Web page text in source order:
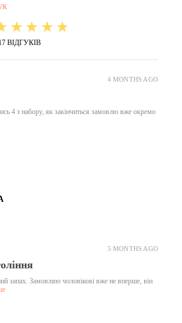
ВІДГУКІВ
4 MONTHS AGO
4 з набору, як закінчиться замовлю вже окремо
5 MONTHS AGO
запах. Замовляю чоловікові вже не вперше, він